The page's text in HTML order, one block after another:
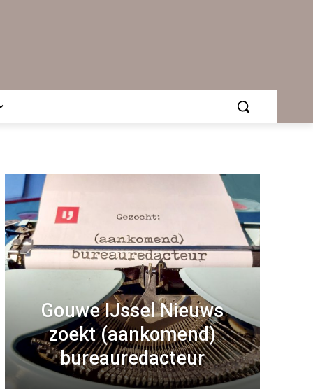
Gouwe IJssel Nieuws
zoekt (aankomend)
bureauredacteur